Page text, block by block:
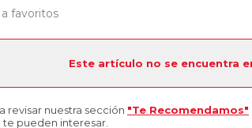
favoritos
Este artículo no se encuentra
revisar nuestra sección "Te Recomendamos"
te pueden interesar.